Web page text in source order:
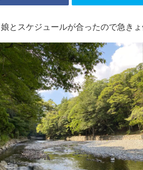
娘とスケジュールが合ったので急き